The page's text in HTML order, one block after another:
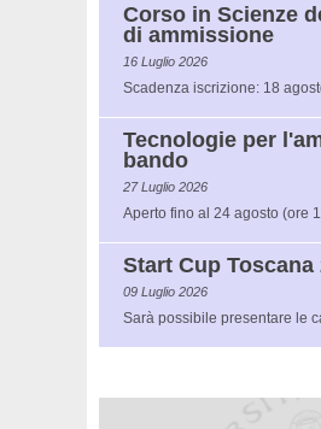
Corso in Scienze
di ammissione
16 Luglio 2026
Scadenza iscrizione: 18
Tecnologie per
bando
27 Luglio 2026
Aperto fino al 24 agosto (ore
Start Cup
09 Luglio 2026
Sarà possibile presentare le